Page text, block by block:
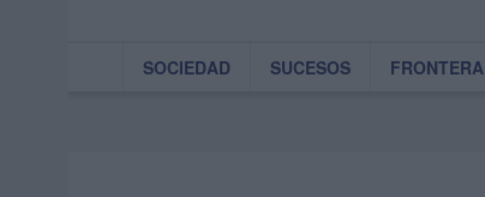
SOCIEDAD SUCESOS FRONTERA